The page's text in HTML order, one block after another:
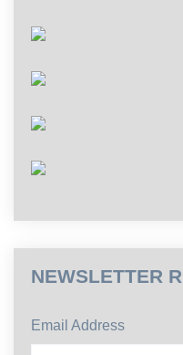
NEWSLETTER
Email Address